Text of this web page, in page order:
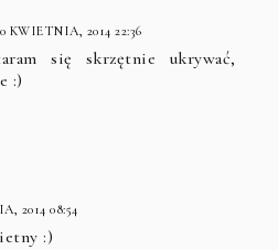
KWIETNIA, 2014 22:36
się skrzętnie ukrywać,
:)
2014 08:54
:)